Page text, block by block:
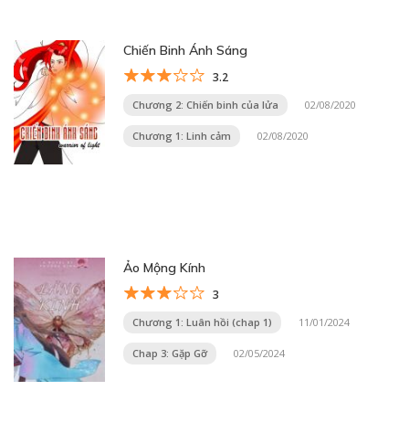
Chiến Binh Ánh Sáng
3.2
Chương 2: Chiến binh của lửa 02/08/2020
Chương 1: Linh cảm 02/08/2020
Ảo Mộng Kính
3
Chương 1: Luân hồi (chap 1) 11/01/2024
Chap 3: Gặp Gỡ 02/05/2024